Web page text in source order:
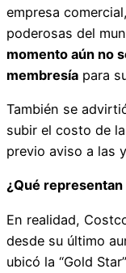
empresa
poderosas del
momento aún no
membresía para
También se
subir el costo de
previo aviso a las
¿Qué
En realidad,
desde su último
ubicó la “Gold